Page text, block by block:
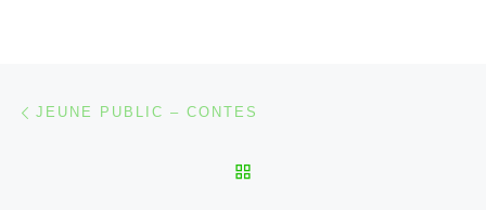
Parcourir les articles
JEUNE PUBLIC – CONTES